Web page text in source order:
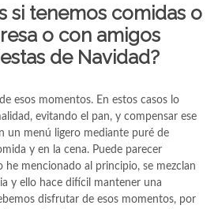
si tenemos comidas o
o con amigos
de Navidad?
esos momentos. En estos casos lo
evitando el pan, y compensar ese
un menú ligero mediante puré de
y en la cena. Puede parecer
mencionado al principio, se mezclan
y ello hace difícil mantener una
disfrutar de esos momentos, por